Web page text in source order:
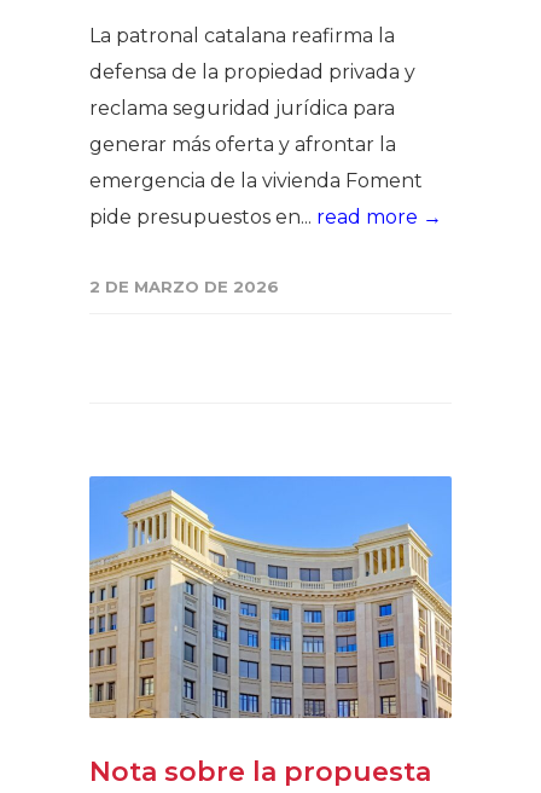
La patronal catalana reafirma la
defensa de la propiedad privada y
reclama seguridad jurídica para
generar más oferta y afrontar la
emergencia de la vivienda Foment
pide presupuestos en... read more →
2 DE MARZO DE 2026
Nota sobre la propuesta